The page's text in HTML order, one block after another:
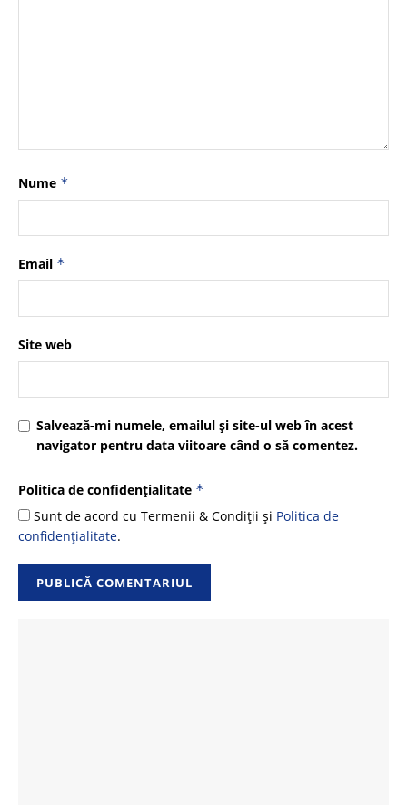
Nume *
Email *
Site web
Salvează-mi numele, emailul și site-ul web în acest
navigator pentru data viitoare când o să comentez.
Politica de confidențialitate *
Sunt de acord cu Termenii & Condiții și Politica de
confidențialitate.